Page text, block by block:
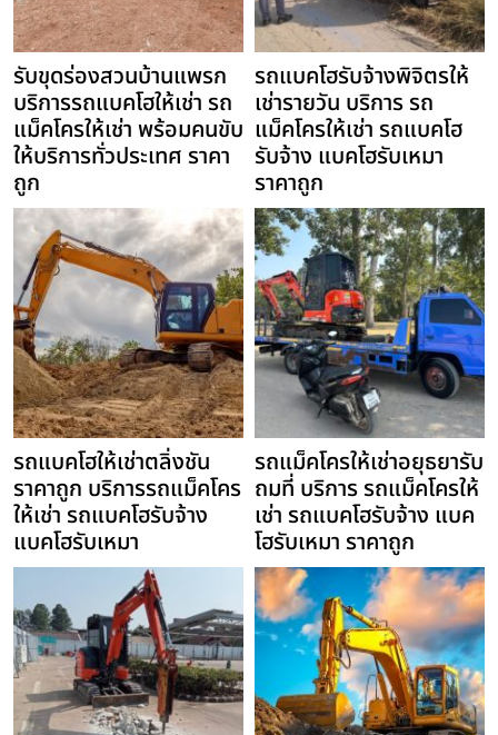
รับขุดร่องสวนบ้านแพรก
บริการรถแบคโฮให้เช่า รถ
แม็คโครให้เช่า พร้อมคนขับ
ให้บริการทั่วประเทศ ราคา
ถูก
รถแบคโฮรับจ้างพิจิตรให้
เช่ารายวัน บริการ รถ
แม็คโครให้เช่า รถแบคโฮ
รับจ้าง แบคโฮรับเหมา
ราคาถูก
รถแบคโฮให้เช่าตลิ่งชัน
ราคาถูก บริการรถแม็คโคร
ให้เช่า รถแบคโฮรับจ้าง
แบคโฮรับเหมา
รถแม็คโครให้เช่าอยุธยารับ
ถมที่ บริการ รถแม็คโครให้
เช่า รถแบคโฮรับจ้าง แบค
โฮรับเหมา ราคาถูก